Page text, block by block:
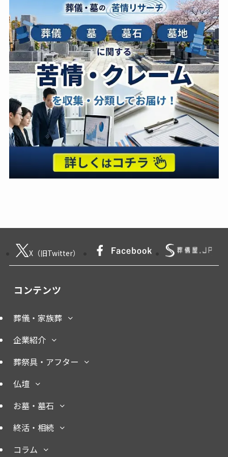
X（旧Twitter）
コンテンツ
葬儀・家族葬
企業紹介
葬祭具・アフター
仏壇
お墓・墓石
終活・相続
コラム